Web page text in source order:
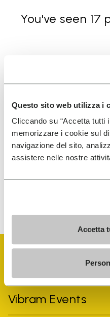
Questo sito web utilizza i
Cliccando su “Accetta tutti
memorizzare i cookie sul
navigazione del sito,
assistere nelle nostre
Accetta
You've seen 17
ISCRIVITI PER NON
Ho letto l'Informativa
acconsento al
per ricevere
Informativa sulla privacy. È
Vibram Events